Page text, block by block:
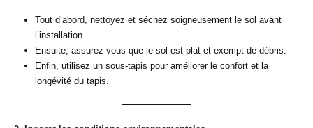
Tout d’abord, nettoyez et séchez soigneusement le sol avant
l’installation.
Ensuite, assurez-vous que le sol est plat et exempt de débris.
Enfin, utilisez un sous-tapis pour améliorer le confort et la
longévité du tapis.